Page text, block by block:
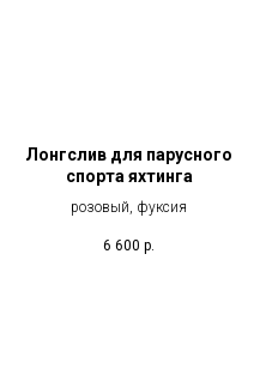
Лонгслив для парусного
спорта яхтинга
розовый, фуксия
6 600 р.